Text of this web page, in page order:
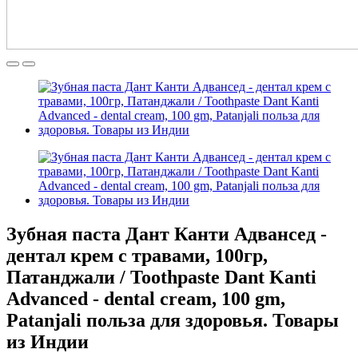
Зубная паста Дант Канти Адвансед -
дентал крем с травами, 100гр,
Патанджали / Toothpaste Dant Kanti
Advanced - dental cream, 100 gm,
Patanjali польза для здоровья. Товары
из Индии